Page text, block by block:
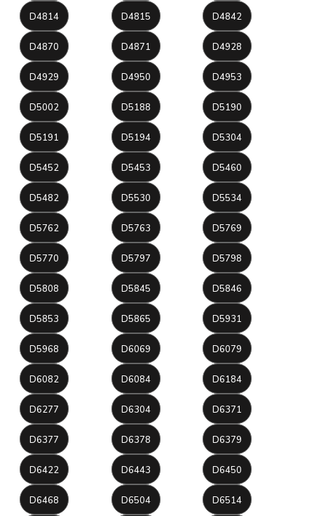
D4814 D4815 D4842
D4870 D4871 D4928
D4929 D4950 D4953
D5002 D5188 D5190
D5191 D5194 D5304
D5452 D5453 D5460
D5482 D5530 D5534
D5762 D5763 D5769
D5770 D5797 D5798
D5808 D5845 D5846
D5853 D5865 D5931
D5968 D6069 D6079
D6082 D6084 D6184
D6277 D6304 D6371
D6377 D6378 D6379
D6422 D6443 D6450
D6468 D6504 D6514